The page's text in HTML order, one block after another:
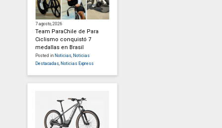
7 agosto, 2026
Team ParaChile de Para
Ciclismo conquistó 7
medallas en Brasil
Posted in Noticias Noticias
Destacadas Noticias Express